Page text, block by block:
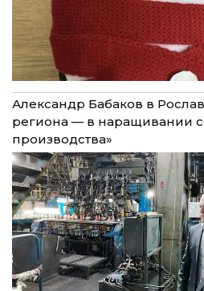
Александр Бабаков в
региона — в наращивании
производства»